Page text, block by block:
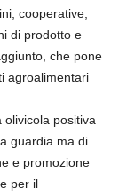
cooperative,
di prodotto e
che pone
agroalimentari
positiva
guardia ma di
e promozione
per il